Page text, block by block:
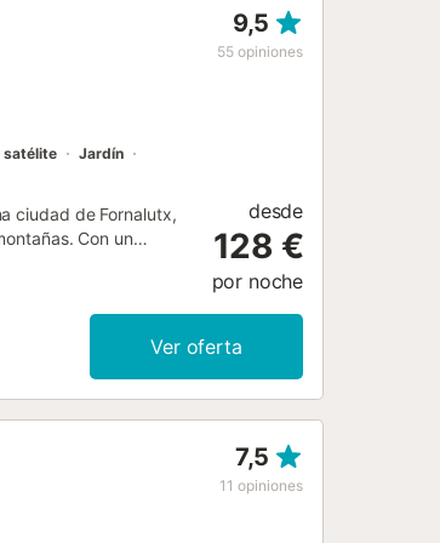
9,5
55 opiniones
satélite
Jardín
ciudad de Fornalutx,
Con un
reproductor de
y una
hay una terraza
restaurantes y bares
desde
128 €
por noche
Ver oferta
7,5
11 opiniones